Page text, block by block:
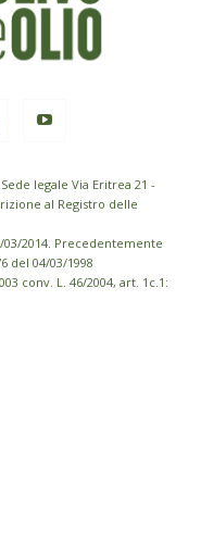
legale Via Eritrea 21 -
al Registro delle
2014. Precedentemente
del 04/03/1998
conv. L. 46/2004, art. 1c.1: